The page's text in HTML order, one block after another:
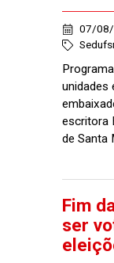
07/
unidades
escritora
de Santa
Fim
ser